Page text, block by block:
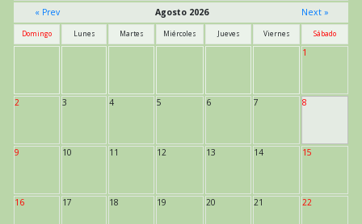
« Prev Agosto 2026 Next »
Domingo Lunes Martes Miércoles Jueves Viernes Sábado
1
2 3 4 5 6 7 8
9 10 11 12 13 14 15
16 17 18 19 20 21 22